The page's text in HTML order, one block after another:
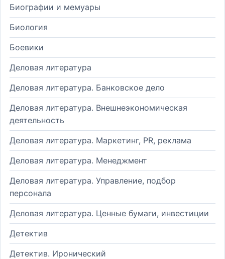
Биографии и мемуары
Биология
Боевики
Деловая литература
Деловая литература. Банковское дело
Деловая литература. Внешнеэкономическая
деятельность
Деловая литература. Маркетинг, PR, реклама
Деловая литература. Менеджмент
Деловая литература. Управление, подбор
персонала
Деловая литература. Ценные бумаги, инвестиции
Детектив
Детектив. Иронический